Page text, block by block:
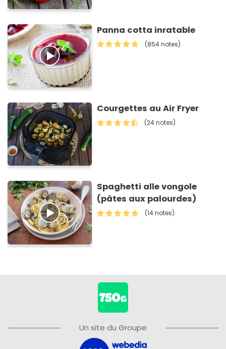
Panna cotta inratable
(854 notes)
Courgettes au Air Fryer
(24 notes)
Spaghetti alle vongole
(pâtes aux palourdes)
(14 notes)
Un site du Groupe